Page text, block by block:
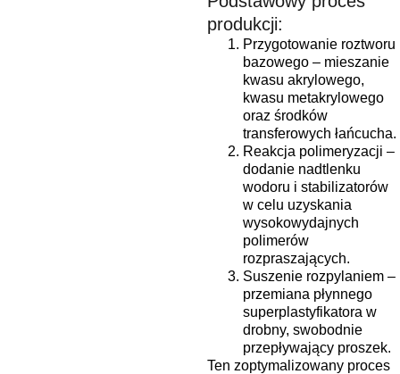
produkcji:
Przygotowanie roztworu
bazowego – mieszanie
kwasu akrylowego,
kwasu metakrylowego
oraz środków
transferowych łańcucha.
Reakcja polimeryzacji –
dodanie nadtlenku
wodoru i stabilizatorów
w celu uzyskania
wysokowydajnych
polimerów
rozpraszających.
Suszenie rozpylaniem –
przemiana płynnego
superplastyfikatora w
drobny, swobodnie
przepływający proszek.
Ten zoptymalizowany proces